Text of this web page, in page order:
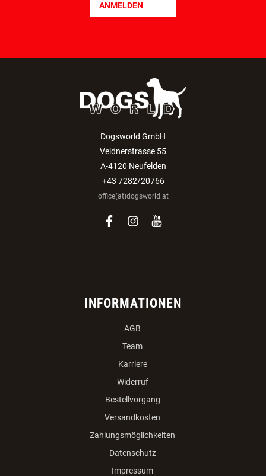
ANMELDEN
Dogsworld GmbH
Veldnerstrasse 55
A-4120 Neufelden
+43 7282/20766
office(at)dogsworld.at
facebook
instagram
youtube
INFORMATIONEN
AGB
Team
Karriere
Widerruf
Bestellvorgang
Versandkosten
Zahlungsmöglichkeiten
Datenschutz
Impressum